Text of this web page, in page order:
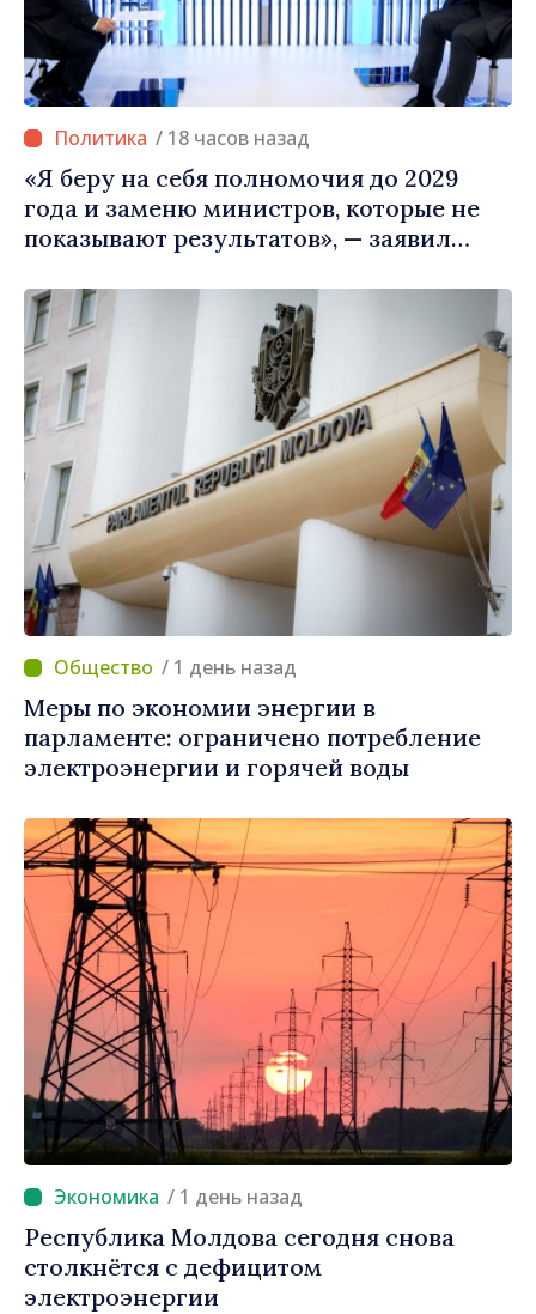
/ 18 часов назад
«Я беру на себя полномочия до 2029
года и заменю министров, которые не
показывают результатов», — заявил
/ 1 день назад
Меры по экономии энергии в
парламенте: ограничено потребление
электроэнергии и горячей воды
/ 1 день назад
Республика Молдова сегодня снова
столкнётся с дефицитом
электроэнергии